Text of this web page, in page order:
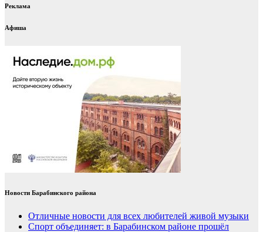
Реклама
Афиша
Новости Барабинского района
Отличные новости для всех любителей живой музыки
Спорт объединяет: в Барабинском районе прошёл